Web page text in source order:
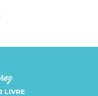
LIVRE